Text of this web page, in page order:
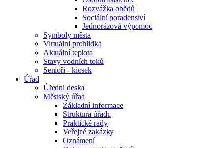
Rozvážka obědů
Sociální poradenství
Jednorázová výpomoc
Symboly města
Virtuální prohlídka
Aktuální teplota
Stavy vodních toků
Senioři - kiosek
Úřad
Úřední deska
Městský úřad
Základní informace
Struktura úřadu
Praktické rady
Veřejné zakázky
Oznámení